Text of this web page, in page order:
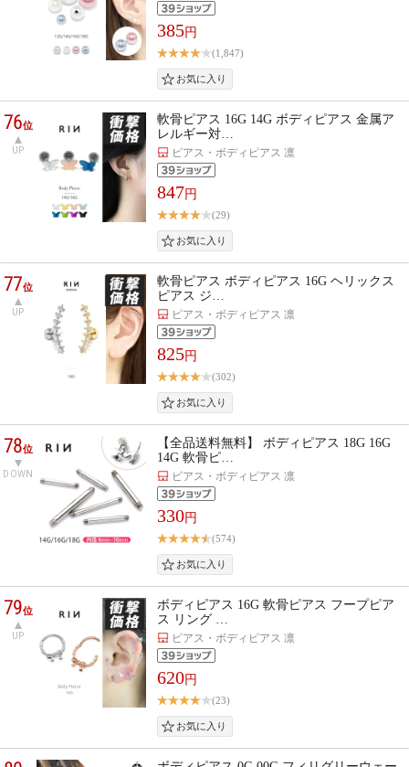
385円
(1,847)
76位
UP
軟骨ピアス 16G 14G ボディピアス 金属ア
レルギー対…
ピアス・ボディピアス 凛
847円
(29)
77位
UP
軟骨ピアス ボディピアス 16G ヘリックス
ピアス ジ…
ピアス・ボディピアス 凛
825円
(302)
78位
DOWN
【全品送料無料】 ボディピアス 18G 16G
14G 軟骨ピ…
ピアス・ボディピアス 凛
330円
(574)
79位
UP
ボディピアス 16G 軟骨ピアス フープピア
ス リング …
ピアス・ボディピアス 凛
620円
(23)